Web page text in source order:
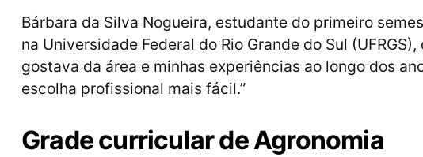
Bárbara da Silva Nogueira, estudante do primeiro
na Universidade Federal do Rio Grande do Sul (UFRGS),
gostava da área e minhas experiências ao longo dos
escolha profissional mais fácil.”
Grade curricular de Agronomia